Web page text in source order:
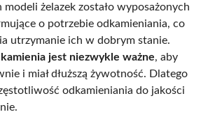
żelazek zostało wyposażonych
o potrzebie odkamieniania, co
utrzymanie ich w dobrym stanie.
jest niezwykle ważne, aby
i miał dłuższą żywotność. Dlatego
odkamieniania do jakości